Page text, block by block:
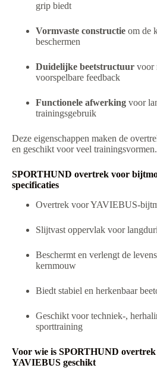
grip biedt
Vormvaste constructie om de
beschermen
Duidelijke beetstructuur voor
voorspelbare feedback
Functionele afwerking voor
trainingsgebruik
Deze eigenschappen maken de
en geschikt voor veel trainingsvormen.
SPORTHUND overtrek voor
specificaties
Overtrek voor YAVIEBUS-
Slijtvast oppervlak voor
Beschermt en verlengt de
kernmouw
Biedt stabiel en herkenbaar
Geschikt voor techniek-,
sporttraining
Voor wie is SPORTHUND
YAVIEBUS geschikt